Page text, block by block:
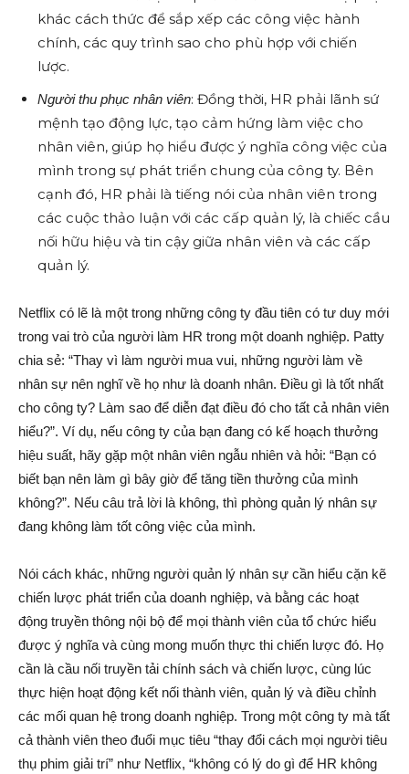
khác cách thức để sắp xếp các công việc hành
chính, các quy trình sao cho phù hợp với chiến
lược.
Người thu phục nhân viên: Đồng thời, HR phải lãnh sứ
mệnh tạo động lực, tạo cảm hứng làm việc cho
nhân viên, giúp họ hiểu được ý nghĩa công việc của
mình trong sự phát triển chung của công ty. Bên
cạnh đó, HR phải là tiếng nói của nhân viên trong
các cuộc thảo luận với các cấp quản lý, là chiếc cầu
nối hữu hiệu và tin cậy giữa nhân viên và các cấp
quản lý.
Netflix có lẽ là một trong những công ty đầu tiên có tư duy mới
trong vai trò của người làm HR trong một doanh nghiệp. Patty
chia sẻ: “Thay vì làm người mua vui, những người làm về
nhân sự nên nghĩ về họ như là doanh nhân. Điều gì là tốt nhất
cho công ty? Làm sao để diễn đạt điều đó cho tất cả nhân viên
hiểu?”. Ví dụ, nếu công ty của bạn đang có kế hoạch thưởng
hiệu suất, hãy gặp một nhân viên ngẫu nhiên và hỏi: “Bạn có
biết bạn nên làm gì bây giờ để tăng tiền thưởng của mình
không?”. Nếu câu trả lời là không, thì phòng quản lý nhân sự
đang không làm tốt công việc của mình.
Nói cách khác, những người quản lý nhân sự cần hiểu cặn kẽ
chiến lược phát triển của doanh nghiệp, và bằng các hoạt
động truyền thông nội bộ để mọi thành viên của tổ chức hiểu
được ý nghĩa và cùng mong muốn thực thi chiến lược đó. Họ
cần là cầu nối truyền tải chính sách và chiến lược, cùng lúc
thực hiện hoạt động kết nối thành viên, quản lý và điều chỉnh
các mối quan hệ trong doanh nghiệp. Trong một công ty mà tất
cả thành viên theo đuổi mục tiêu “thay đổi cách mọi người tiêu
thụ phim giải trí” như Netflix, “không có lý do gì để HR không